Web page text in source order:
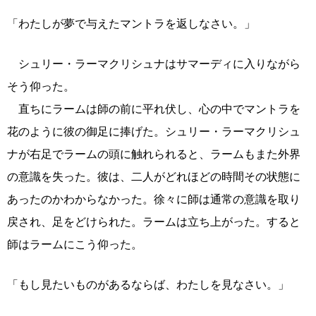
「わたしが夢で与えたマントラを返しなさい。」
シュリー・ラーマクリシュナはサマーディに入りながら
そう仰った。
直ちにラームは師の前に平れ伏し、心の中でマントラを
花のように彼の御足に捧げた。シュリー・ラーマクリシュ
ナが右足でラームの頭に触れられると、ラームもまた外界
の意識を失った。彼は、二人がどれほどの時間その状態に
あったのかわからなかった。徐々に師は通常の意識を取り
戻され、足をどけられた。ラームは立ち上がった。すると
師はラームにこう仰った。
「もし見たいものがあるならば、わたしを見なさい。」